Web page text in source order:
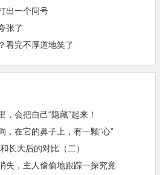
出一个问号
张了
看完不厚道地笑了
会把自己“隐藏”起来！
，在它的鼻子上，有一颗“心”
长大后的对比（二）
失，主人偷偷地跟踪一探究竟